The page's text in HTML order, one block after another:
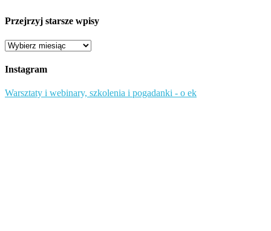
Przejrzyj starsze wpisy
Przejrzyj
wpisy
Instagram
Warsztaty i webinary, szkolenia i pogadanki - o ek